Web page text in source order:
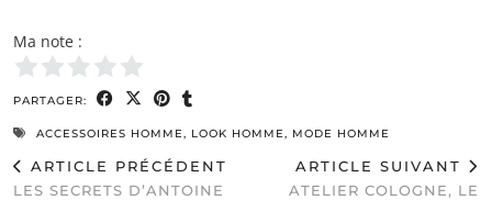
Ma note :
PARTAGER:
ACCESSOIRES HOMME, LOOK HOMME, MODE HOMME
ARTICLE PRÉCÉDENT
LES SECRETS D’ANTOINE
ARTICLE SUIVANT
ATELIER COLOGNE, LE